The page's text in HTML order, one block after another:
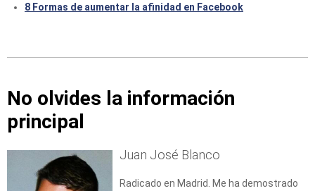
8 Formas de aumentar la afinidad en Facebook
No olvides la información
principal
Juan José Blanco
Radicado en Madrid. Me ha demostrado